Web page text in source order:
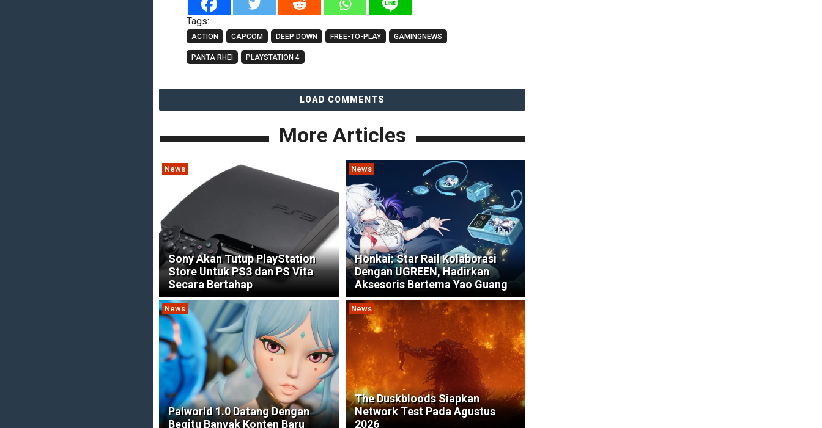
Tags:
ACTION CAPCOM DEEP DOWN FREE-TO-PLAY GAMINGNEWS
PANTA RHEI PLAYSTATION 4
LOAD COMMENTS
More Articles
News
Sony Akan Tutup PlayStation
Store Untuk PS3 dan PS Vita
Secara Bertahap
News
Honkai: Star Rail Kolaborasi
Dengan UGREEN, Hadirkan
Aksesoris Bertema Yao Guang
News
Palworld 1.0 Datang Dengan
Begitu Banyak Konten Baru
News
The Duskbloods Siapkan
Network Test Pada Agustus
2026